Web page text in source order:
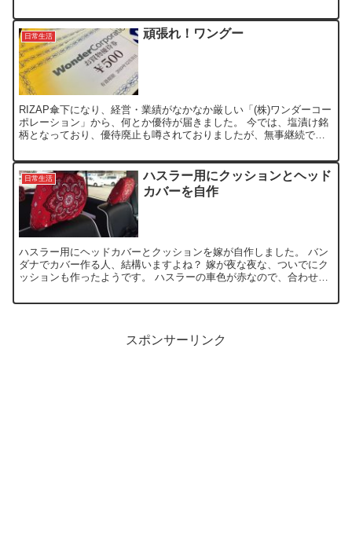
日常生活 頑張れ！ワングー
RIZAP傘下になり、経営・業績がなかなか厳しい「(株)ワンダーコー
ポレーション」から、何とか優待が届きました。 今では、塩漬け銘
柄となっており、優待廃止も噂されておりましたが、無事継続で良
日常生活
ハスラー用にクッションとヘッド
カバーを自作
ハスラー用にヘッドカバーとクッションを嫁が自作しました。 バン
ダナでカバー作る人、結構いますよね？ 嫁が夜な夜な、ついでにク
ッションも作ったようです。 ハスラーの車色が赤なので、合わせた
スポンサーリンク